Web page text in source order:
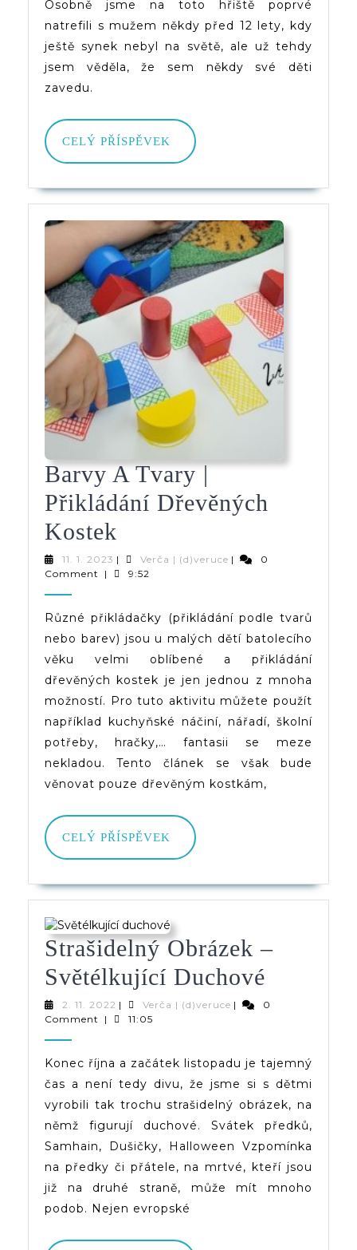
Vyšehrad
–
Osobně jsme na toto hřiště poprvé
natrefili s mužem někdy před 12 lety, kdy
ještě synek nebyl na světě, ale už tehdy
jsem věděla, že sem někdy své děti
zavedu.
CELÝ PŘÍSPĚVEK
CELÝ
PŘÍSPĚVEK
Barvy A Tvary |
Přikládání Dřevěných
Kostek
A
|
Přikládání
Dřevěných
Kostek
11. 1. 2023 11.
1.
| Verča | (d)veruceVerča
|
0
Comment
| 9:52
Různé přikládačky (přikládání podle tvarů
nebo barev) jsou u malých dětí batolecího
věku velmi oblíbené a přikládání
dřevěných kostek je jen jednou z mnoha
možností. Pro tuto aktivitu můžete použít
například kuchyňské náčiní, nářadí, školní
potřeby, hračky,… fantasii se meze
nekladou. Tento článek se však bude
věnovat pouze dřevěným kostkám,
CELÝ PŘÍSPĚVEK
CELÝ
PŘÍSPĚVEK
Strašidelný Obrázek –
Světélkující Duchové
Obrázek
Duchové
2. 11. 2022 2.
11.
| Verča | (d)veruceVerča
|
0
Comment
| 11:05
Konec října a začátek listopadu je tajemný
čas a není tedy divu, že jsme si s dětmi
vyrobili tak trochu strašidelný obrázek, na
němž figurují duchové. Svátek předků,
Samhain, Dušičky, Halloween Vzpomínka
na předky či přátele, na mrtvé, kteří jsou
již na druhé straně, může mít mnoho
podob. Nejen evropské